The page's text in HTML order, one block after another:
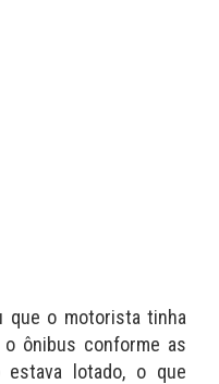
que o motorista tinha
o ônibus conforme as
estava lotado, o que